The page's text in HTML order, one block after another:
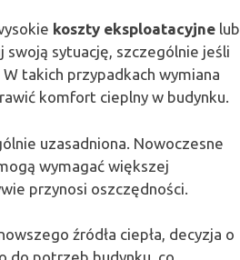
koszty eksploatacyjne lub
sytuację, szczególnie jeśli
takich przypadkach wymiana
komfort cieplny w budynku.
uzasadniona. Nowoczesne
wymagać większej
przynosi oszczędności.
źródła ciepła, decyzja o